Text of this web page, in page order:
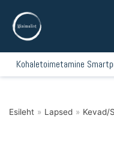
Mine
sisu
Kohaletoimetamine
Esileht » Lapsed » Kevad/